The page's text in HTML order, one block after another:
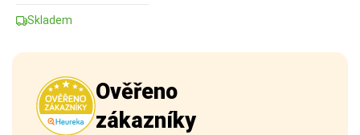
Skladem
Ověřeno
zákazníky